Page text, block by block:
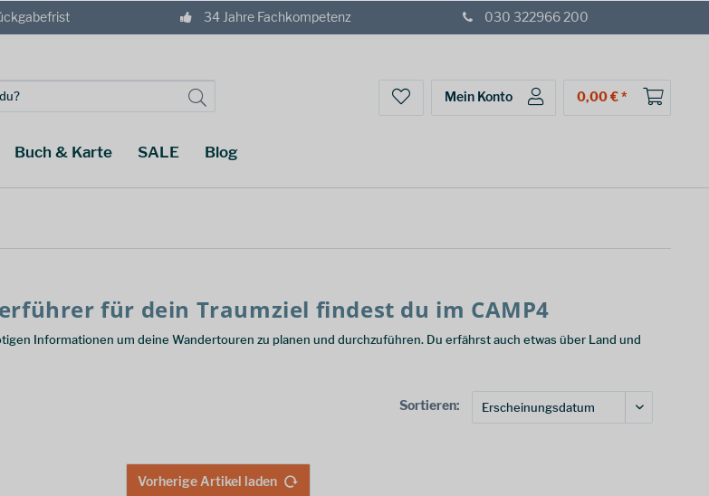
34 Jahre Fachkompetenz 030 322966 200
Mein Konto 0,00 € *
Buch & Karte SALE Blog
für dein Traumziel findest du im CAMP4
Informationen um deine Wandertouren zu planen und durchzuführen. Du erfährst auch etwas über Land und
Sortieren:
Vorherige Artikel laden